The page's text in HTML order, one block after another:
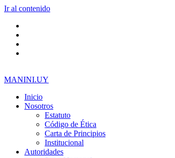
Ir al contenido
MANINI.UY
Inicio
Nosotros
Estatuto
Código de Ética
Carta de Principios
Institucional
Autoridades